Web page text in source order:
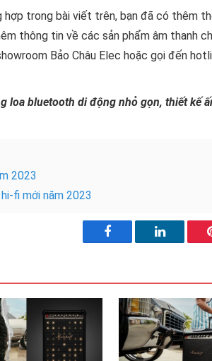
hợp trong bài viết trên, bạn đã có thêm
thông tin về các sản phẩm âm thanh
Bảo Châu Elec hoặc gọi đến
loa bluetooth di động nhỏ gọn, thiết kế
2023
fi mới năm 2023